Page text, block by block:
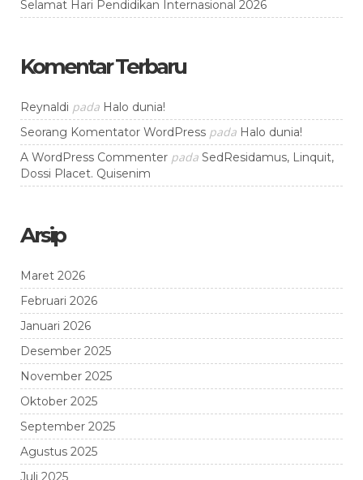
Selamat Hari Pendidikan Internasional 2026
Komentar Terbaru
Reynaldi pada Halo dunia!
Seorang Komentator WordPress pada Halo dunia!
A WordPress Commenter pada SedResidamus, Linquit,
Dossi Placet. Quisenim
Arsip
Maret 2026
Februari 2026
Januari 2026
Desember 2025
November 2025
Oktober 2025
September 2025
Agustus 2025
Juli 2025